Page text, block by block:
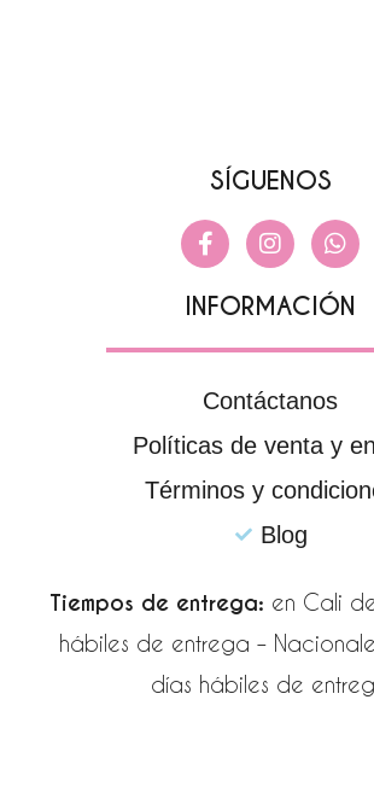
SÍGUENOS
F
a
e
o
k
f
I
n
t
g
a
W
h
t
a
p
INFORMACIÓN
Contáctanos
Políticas de venta y
Términos y
Blog
Tiempos de entrega: en Cali
hábiles de entrega –
días hábiles de